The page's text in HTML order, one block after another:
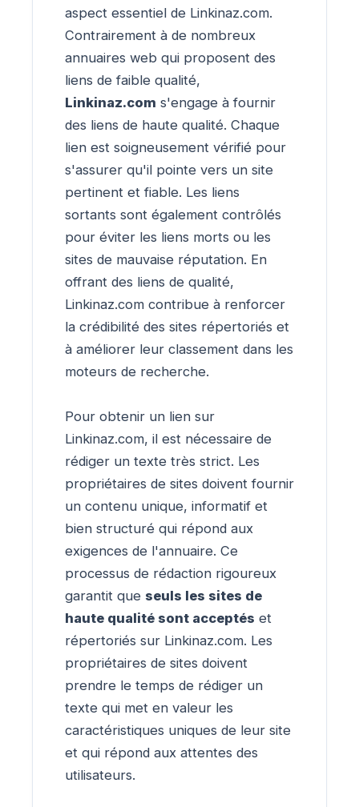
aspect essentiel de Linkinaz.com.
Contrairement à de nombreux
annuaires web qui proposent des
liens de faible qualité,
Linkinaz.com s'engage à fournir
des liens de haute qualité. Chaque
lien est soigneusement vérifié pour
s'assurer qu'il pointe vers un site
pertinent et fiable. Les liens
sortants sont également contrôlés
pour éviter les liens morts ou les
sites de mauvaise réputation. En
offrant des liens de qualité,
Linkinaz.com contribue à renforcer
la crédibilité des sites répertoriés et
à améliorer leur classement dans les
moteurs de recherche.
Pour obtenir un lien sur
Linkinaz.com, il est nécessaire de
rédiger un texte très strict. Les
propriétaires de sites doivent fournir
un contenu unique, informatif et
bien structuré qui répond aux
exigences de l'annuaire. Ce
processus de rédaction rigoureux
garantit que seuls les sites de
haute qualité sont acceptés et
répertoriés sur Linkinaz.com. Les
propriétaires de sites doivent
prendre le temps de rédiger un
texte qui met en valeur les
caractéristiques uniques de leur site
et qui répond aux attentes des
utilisateurs.